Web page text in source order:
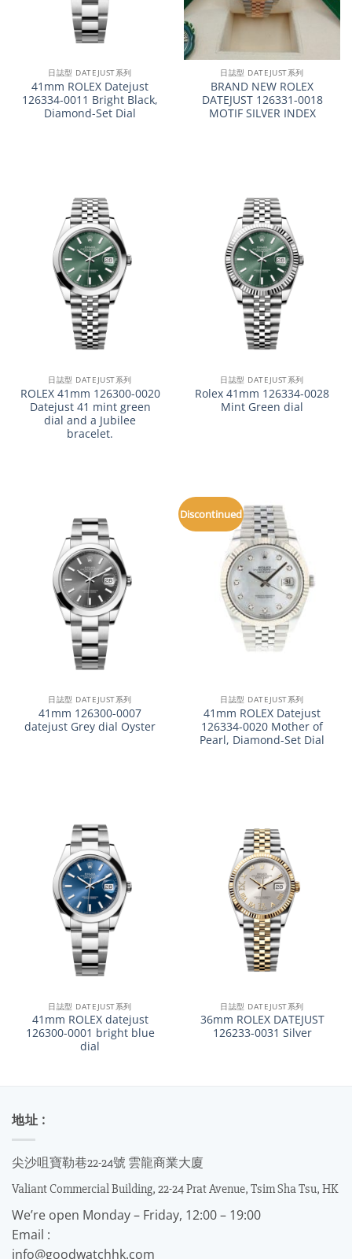
日誌型 DATEJUST系列
41mm ROLEX Datejust
126334-0011 Bright Black,
Diamond-Set Dial
日誌型 DATEJUST系列
BRAND NEW ROLEX
DATEJUST 126331-0018
MOTIF SILVER INDEX
日誌型 DATEJUST系列
ROLEX 41mm 126300-0020
Datejust 41 mint green
dial and a Jubilee
bracelet.
日誌型 DATEJUST系列
Rolex 41mm 126334-0028
Mint Green dial
日誌型 DATEJUST系列
41mm 126300-0007
datejust Grey dial Oyster
Discontinued
日誌型 DATEJUST系列
41mm ROLEX Datejust
126334-0020 Mother of
Pearl, Diamond-Set Dial
日誌型 DATEJUST系列
41mm ROLEX datejust
126300-0001 bright blue
dial
日誌型 DATEJUST系列
36mm ROLEX DATEJUST
126233-0031 Silver
地址 :
尖沙咀寶勒巷22-24號 雲龍商業大廈
Valiant Commercial Building, 22-24 Prat Avenue, Tsim Sha Tsu, HK
We’re open Monday – Friday, 12:00 – 19:00
Email :
info@goodwatchhk.com